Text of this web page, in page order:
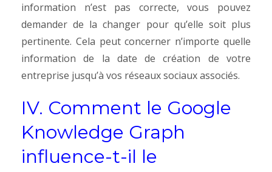
information n’est pas correcte, vous pouvez
demander de la changer pour qu’elle soit plus
pertinente. Cela peut concerner n’importe quelle
information de la date de création de votre
entreprise jusqu’à vos réseaux sociaux associés.
IV. Comment le Google
Knowledge Graph
influence-t-il le